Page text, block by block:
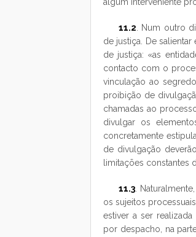
11.2 . Num outro
de justiça. De
de justiça: «as
contacto com o
vinculação ao
proibição de
chamadas ao
divulgar os
concretamente
de divulgação
limitações constantes
11.3 .
os sujeitos
estiver a ser
por despacho, na